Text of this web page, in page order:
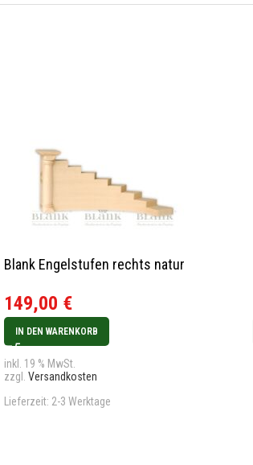
Blank Engelstufen rechts natur
149,00 €
IN DEN WARENKORB
inkl. 19 % MwSt.
zzgl. Versandkosten
Lieferzeit: 2-3 Werktage